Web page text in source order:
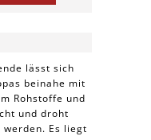
lässt sich
beinahe mit
Rohstoffe und
und droht
Es liegt